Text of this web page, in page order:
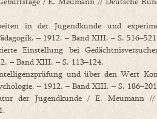
in der Jugendkunde und
– 1912. – Band XIII. – S.
Einstellung bei
– Band XIII. – S. 113–124.
und über den Wert
– 1912. – Band XIII. – S.
der Jugendkunde / E. Meumann